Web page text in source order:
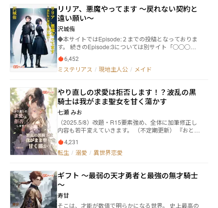
女』と蔑まれ迫害を受けていた。それでも、トーナは
師でもある亡き祖母の教えを胸に医療の本質に向き合
っていく。 一方、ハルはその美しい容貌が仇となり女
性不信となっていた。しかし、トーナの薬師として強
く真っ直ぐ生きる姿に惹かれ、虐げられた彼女を救お
うとするのだが…… 本職によるリアルな医療をテーマ
にした異世界恋愛ファンタジー！ ※最終話まで毎日１
話ずつ更新！
リリア、悪魔やってます ～戻れない契約と
遠い願い～
沢城侑
◆本サイトではEpisode:２までの投稿となっておりま
す。 続きのEpisode:3については別サイト「○○○に
なろう」「カ◯ヨ◯」にてタイトルを変えて投稿中で
す。 新タイトル『はぐれ騎士と純真アクマのフィデス
クロニクル 〜剣と知略と契約で世界に抗います〜』
魔リリアと出会う。ライアンはリリアに「魂」を売
り、悪魔の力を借りて己の危機を打ち払った。しかし
それは序章に過ぎず、故国であるリアンダール王国に
は、陰謀渦巻く「脅威」が襲いかかっていた。 ライア
ンとリリアは幾重にも張り巡らされた傾国の脅威の謎
に、知略と剣と悪魔の力で挑んでいく。 リアンダール
王国への「脅威」の正体とはなんなのか、そして悪魔
に「魂」を売った騎士ライアンの命運は如何に。 これ
は悪魔との契約を通して「生きる」とは何なのかを問
士ライアンと気弱な悪魔少女リリアのバディが奏で
る、ちょっと変わったミステリーテイストのファンタ
ジーです。 シリアスなサスペンスの雰囲気をベース
に、ユーモアとバトルとを織り込んでみました。 転生
も転移も俺TUEEEも、ざまぁもありませんが、王道フ
6,452
ミステリアス / 現地主人公 / メイド
やり直しの求愛は拒否します！？波乱の黒
騎士は我がまま聖女を甘く蕩かす
七瀬 みお
（2025.5/8）改題・R15要素強め、全体に加筆修正し
内容も若干変えていきます。 （不定期更新） 『おとな
しく私の妻になってくれれば、私もおまえの望みを叶
えてやる。』 ——《悪夢》によって知らされた悲劇と
夫を死なせる未来を避けるため 強大な力を持ちながら
の、 今度は《悪夢》で死ぬ運命をたどった夫—— アル
ハンメル王家の軍神で第二王子・レオヴァルトが、黒
騎士に扮しユフィリアの前に現れた。 互いの繋がりを
知らぬなか、 ある事情を抱えたレオヴァルトは ユフィ
4,231
転生 / 溺愛 / 異世界恋愛
ギフト ～最弱の天才勇者と最強の無才騎士
～
寿甘
そこは、才能が数値で明らかになる世界。 史上最高の